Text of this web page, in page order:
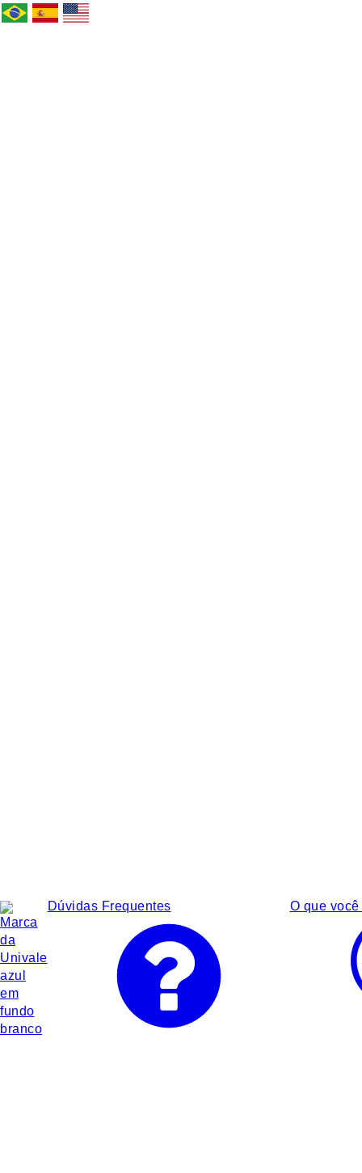
Dúvidas Frequentes O que